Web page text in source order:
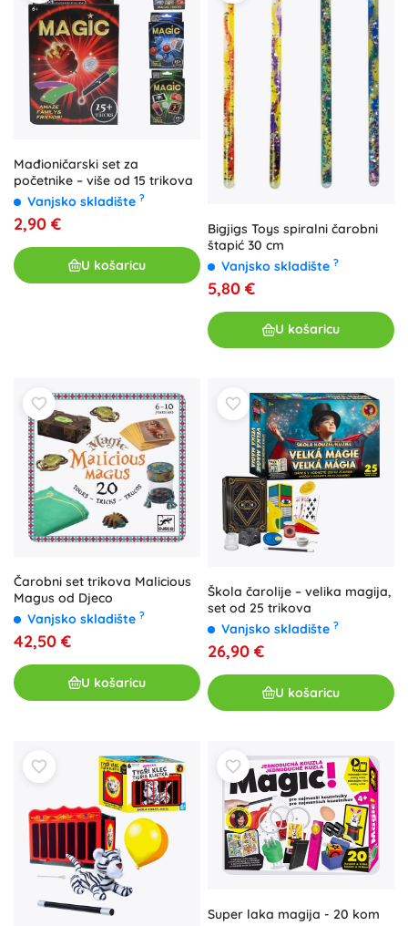
Mađioničarski set za
početnike – više od 15 trikova
Vanjsko skladište ?
2,90 €
U košaricu
Bigjigs Toys spiralni čarobni
štapić 30 cm
Vanjsko skladište ?
5,80 €
U košaricu
Čarobni set trikova Malicious
Magus od Djeco
Vanjsko skladište ?
42,50 €
U košaricu
Škola čarolije – velika magija,
set od 25 trikova
Vanjsko skladište ?
26,90 €
U košaricu
Super laka magija - 20 kom